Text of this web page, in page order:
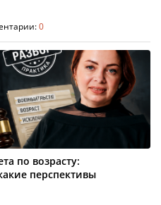
0
по возрасту:
перспективы